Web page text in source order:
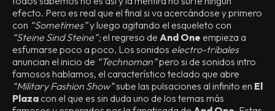
efecto. Pero es real que el final si va acercándose y primero
con “Sometimes”y luego agitando el esqueleto con
“Steine Sind Steine”;el regreso de And One empieza a
esfumarse poco a poco. Los sonidos electro-tribales
anuncian el inicio de “Technoman”pero si de sonidos intro
famosos hablamos, el característico teclado que abre
“Military Fashion Show”sube las pulsaciones al infinito en El
Plaza con el que es sin duda uno de los temas más